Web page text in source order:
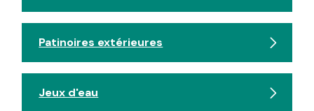
Patinoires extérieures
Jeux d'eau